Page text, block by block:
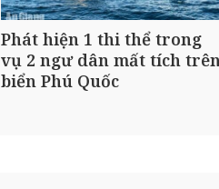
Phát hiện 1 thi thể trong
vụ 2 ngư dân mất tích
biển Phú Quốc